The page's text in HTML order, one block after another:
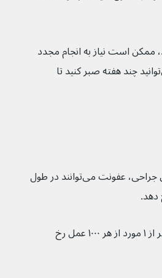
ممکن است نیاز به انجام مجدد
نمونه برداری باشد یا می‌توانید چند هفته صبر کنید تا
مانند تمام انواع عمل‌های جراحی، عفونت می‌توانند در طول
اما عفونت شدید در کمتر از ۱ مورد از هر ۱۰۰۰ عمل رخ